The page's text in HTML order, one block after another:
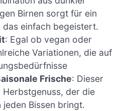
Birnen sorgt für ein
das einfach begeistert.
: Egal ob vegan oder
Variationen, die auf
Frische: Dieser
Herbstgenuss, der die
Bissen bringt.